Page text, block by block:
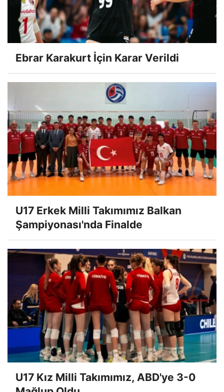
Ebrar Karakurt İçin Karar Verildi
U17 Erkek Milli Takımımız Balkan
Şampiyonası'nda Finalde
U17 Kız Milli Takımımız, ABD'ye 3-0